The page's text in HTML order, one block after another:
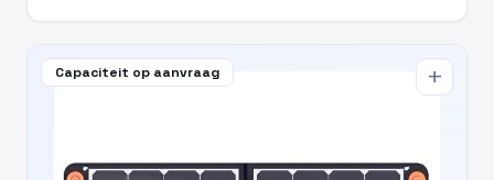
Capaciteit op aanvraag add